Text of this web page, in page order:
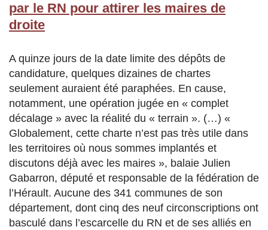
par le RN pour attirer les maires de
droite
A quinze jours de la date limite des dépôts de
candidature, quelques dizaines de chartes
seulement auraient été paraphées. En cause,
notamment, une opération jugée en « complet
décalage » avec la réalité du « terrain ». (…) «
Globalement, cette charte n’est pas très utile dans
les territoires où nous sommes implantés et
discutons déjà avec les maires », balaie Julien
Gabarron, député et responsable de la fédération de
l’Hérault. Aucune des 341 communes de son
département, dont cinq des neuf circonscriptions ont
basculé dans l’escarcelle du RN et de ses alliés en